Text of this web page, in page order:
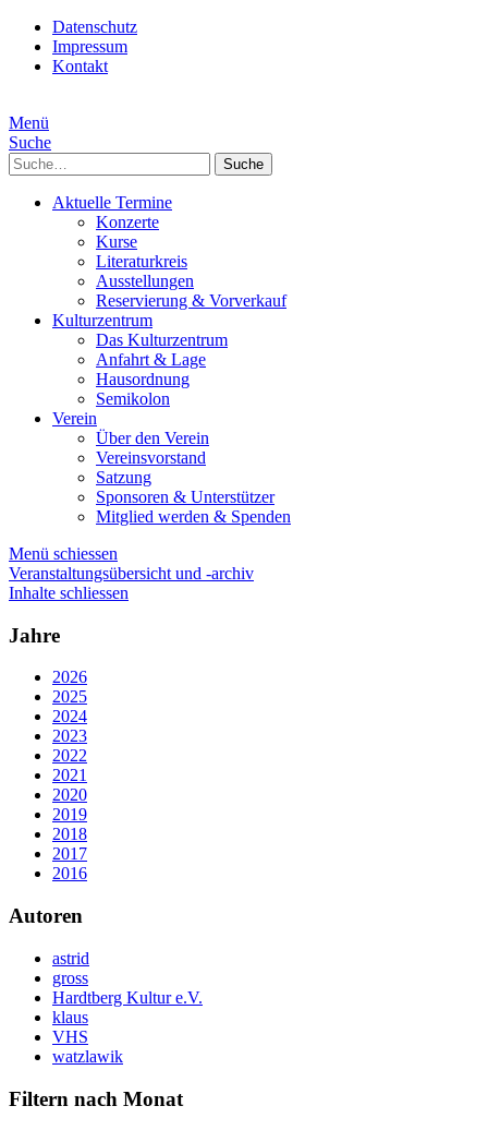
Datenschutz
Impressum
Kontakt
Menü
Suche
Suche
Aktuelle Termine
Konzerte
Kurse
Literaturkreis
Ausstellungen
Reservierung & Vorverkauf
Kulturzentrum
Das Kulturzentrum
Anfahrt & Lage
Hausordnung
Semikolon
Verein
Über den Verein
Vereinsvorstand
Satzung
Sponsoren & Unterstützer
Mitglied werden & Spenden
Menü schiessen
Veranstaltungsübersicht und -archiv
Inhalte schliessen
Jahre
2026
2025
2024
2023
2022
2021
2020
2019
2018
2017
2016
Autoren
astrid
gross
Hardtberg Kultur e.V.
klaus
VHS
watzlawik
Filtern nach Monat